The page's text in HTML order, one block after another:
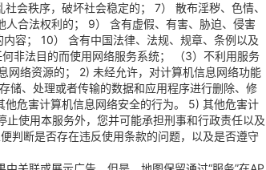
会秩序，破坏社会稳定的； 7） 散布淫秽、色情、
合法权利的； 9） 含有虚假、有害、胁迫、侵害
容； 10） 含有中国法律、法规、规章、条例以及
非法目的而使用网络服务系统； （3）不利用服务
网络资源的； 2) 未经允许，对计算机信息网络功能
储、处理或者传输的数据和应用程序进行删除、修
危害计算机信息网络安全的行为。 5) 其他危害计
使用本服务外，您并可能承担刑事和行政责任以及
判断是否存在违反使用条款的问题，以及是否遵守